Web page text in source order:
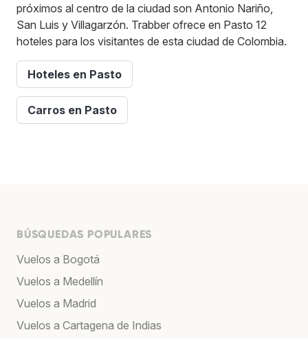
próximos al centro de la ciudad son Antonio Nariño,
San Luis y Villagarzón. Trabber ofrece en Pasto 12
hoteles para los visitantes de esta ciudad de Colombia.
Hoteles en Pasto
Carros en Pasto
BÚSQUEDAS POPULARES
Vuelos a Bogotá
Vuelos a Medellín
Vuelos a Madrid
Vuelos a Cartagena de Indias